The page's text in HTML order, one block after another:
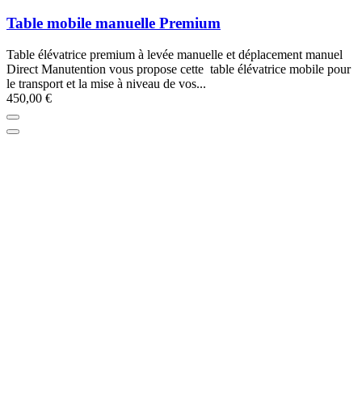
Table mobile manuelle Premium
Table élévatrice premium à levée manuelle et déplacement manuel
Direct Manutention vous propose cette table élévatrice mobile pour
le transport et la mise à niveau de vos...
450,00 €